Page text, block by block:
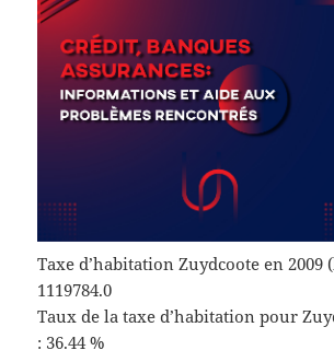
Taxe d’habitation Zuydcoote en 2009
1119784.0
Taux de la taxe d’habitation pour
: 36.44 %